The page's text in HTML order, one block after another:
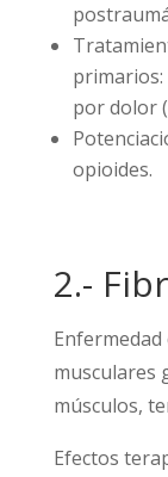
por dolor
opioides.
2.-
musculares
músculos,
Efectos